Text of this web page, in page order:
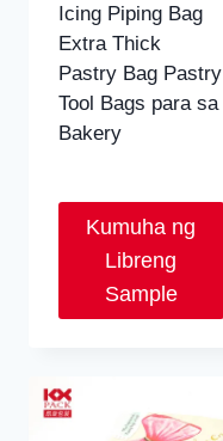
Icing Piping Bag
Extra Thick
Pastry Bag Pastry
Tool Bags para sa
Bakery
Kumuha ng
Libreng
Sample